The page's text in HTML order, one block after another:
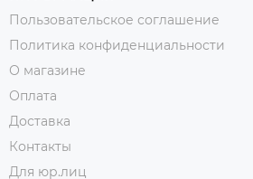
Пользовательское соглашение
Политика конфиденциальности
О магазине
Оплата
Доставка
Контакты
Для юр.лиц